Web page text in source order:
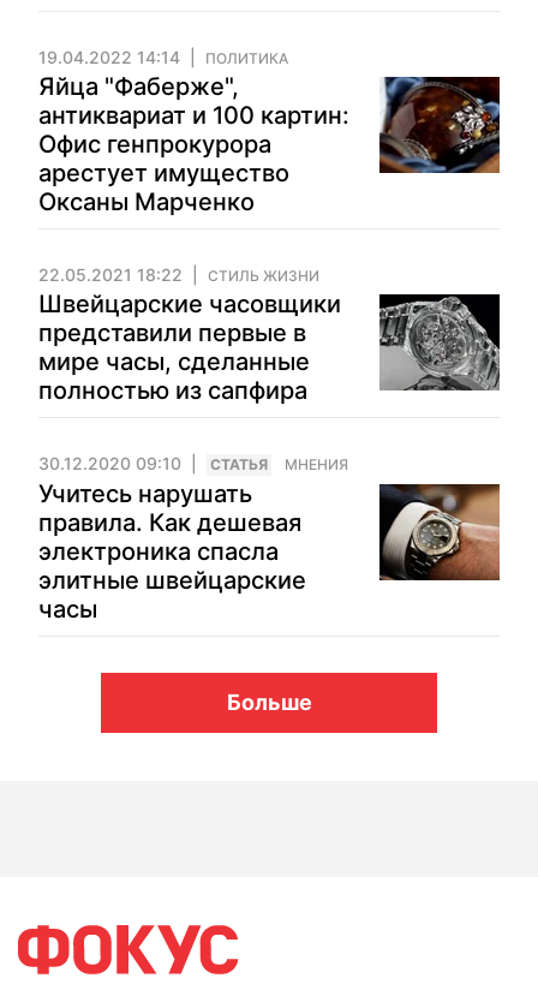
19.04.2022 14:14 ПОЛИТИКА
Яйца "Фаберже",
антиквариат и 100 картин:
Офис генпрокурора
арестует имущество
Оксаны Марченко
22.05.2021 18:22 СТИЛЬ ЖИЗНИ
Швейцарские часовщики
представили первые в
мире часы, сделанные
полностью из сапфира
30.12.2020 09:10 CТАТЬЯ МНЕНИЯ
Учитесь нарушать
правила. Как дешевая
электроника спасла
элитные швейцарские
часы
Больше